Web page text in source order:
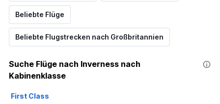
Beliebte Flüge
Beliebte Flugstrecken nach Großbritannien
Suche Flüge nach Inverness nach
Kabinenklasse
First Class